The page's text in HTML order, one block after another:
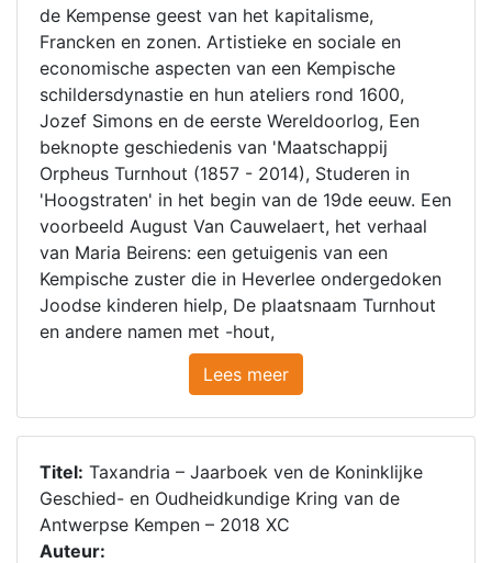
de Kempense geest van het kapitalisme,
Francken en zonen. Artistieke en sociale en
economische aspecten van een Kempische
schildersdynastie en hun ateliers rond 1600,
Jozef Simons en de eerste Wereldoorlog, Een
beknopte geschiedenis van 'Maatschappij
Orpheus Turnhout (1857 - 2014), Studeren in
'Hoogstraten' in het begin van de 19de eeuw. Een
voorbeeld August Van Cauwelaert, het verhaal
van Maria Beirens: een getuigenis van een
Kempische zuster die in Heverlee ondergedoken
Joodse kinderen hielp, De plaatsnaam Turnhout
en andere namen met -hout,
Lees meer
Titel: Taxandria – Jaarboek ven de Koninklijke
Geschied- en Oudheidkundige Kring van de
Antwerpse Kempen – 2018 XC
Auteur: